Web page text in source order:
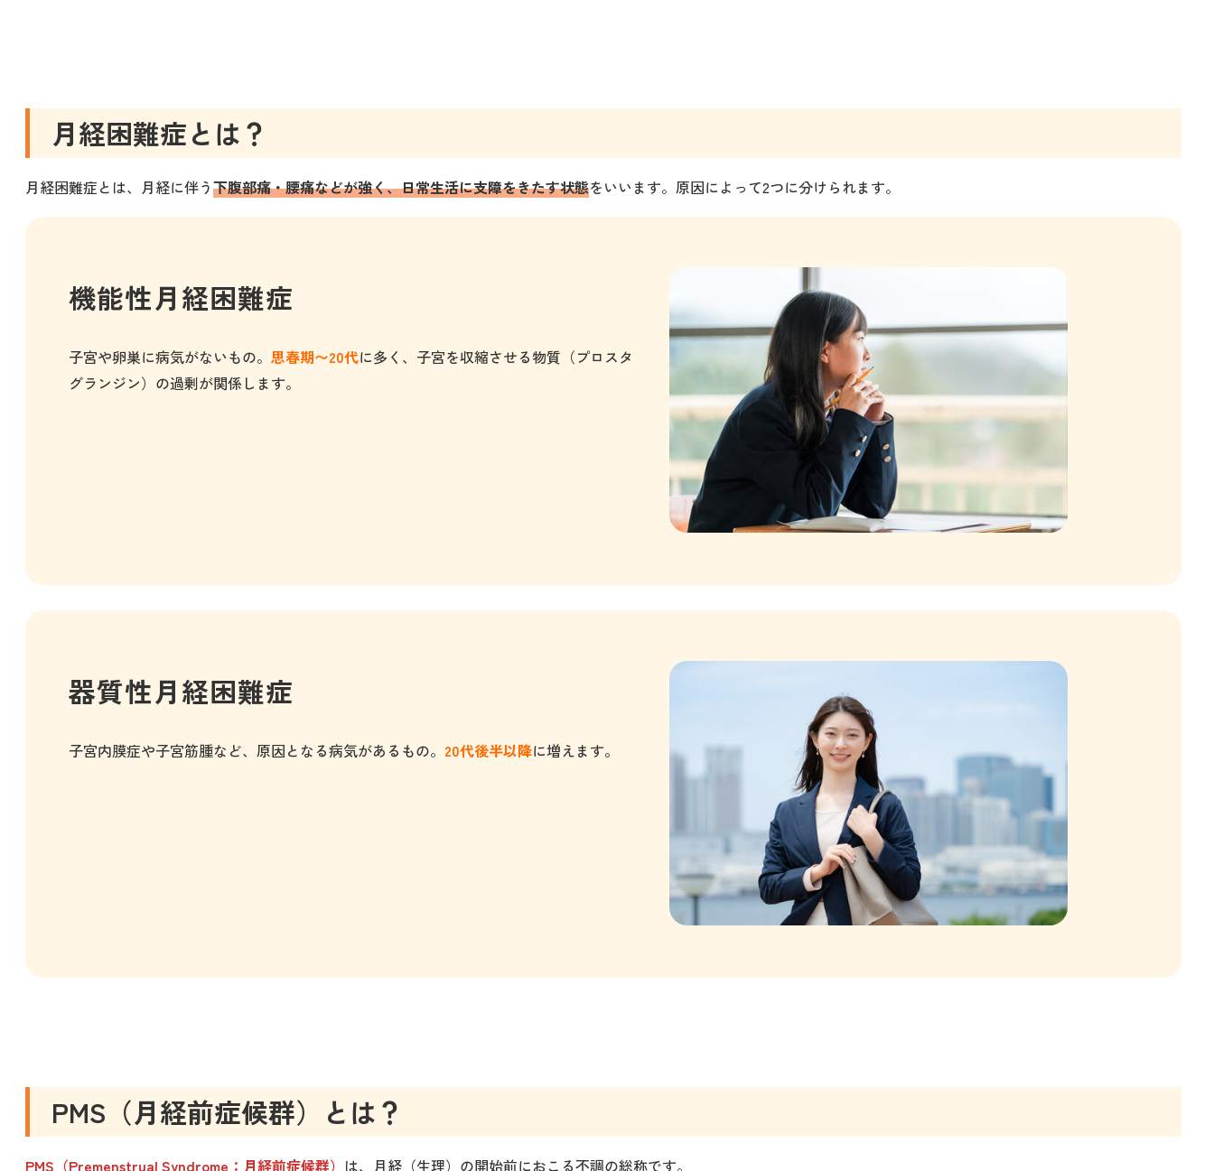
月経困難症とは？
月経困難症とは、月経に伴う下腹部痛・腰痛などが強く、日常生活に支障をきたす状態をいいます。原因によって2つに分けられます。
機能性月経困難症
子宮や卵巣に病気がないもの。 思春期〜20代に多く、子宮を収縮させる物質（プロスタ
グランジン）の過剰が関係します。
器質性月経困難症
子宮内膜症や子宮筋腫など、原因となる病気があるもの。 20代後半以降に増えます。
PMS（月経前症候群）とは？
PMS（Premenstrual Syndrome：月経前症候群） は、月経（生理）の開始前におこる不調の総称です。